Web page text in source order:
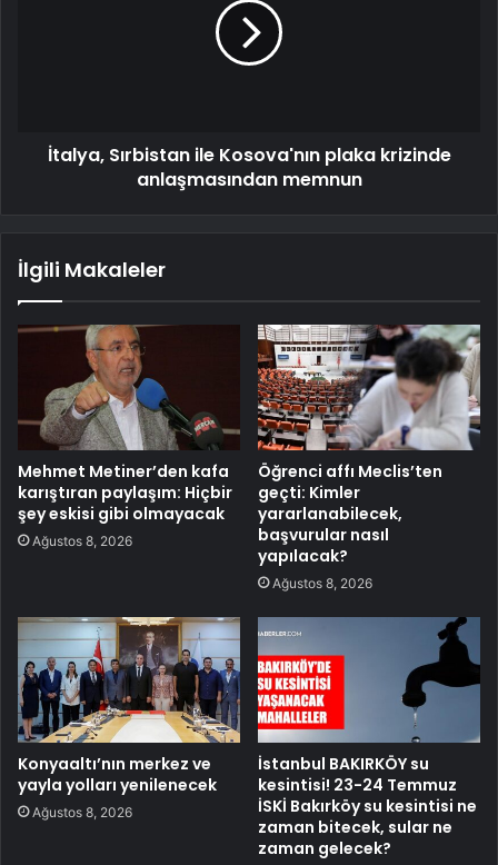
İtalya, Sırbistan ile Kosova'nın plaka krizinde
anlaşmasından memnun
İlgili Makaleler
Mehmet Metiner’den kafa
karıştıran paylaşım: Hiçbir
şey eskisi gibi olmayacak
Ağustos 8, 2026
Öğrenci affı Meclis’ten
geçti: Kimler
yararlanabilecek,
başvurular nasıl
yapılacak?
Ağustos 8, 2026
Konyaaltı’nın merkez ve
yayla yolları yenilenecek
Ağustos 8, 2026
İstanbul BAKIRKÖY su
kesintisi! 23-24 Temmuz
İSKİ Bakırköy su kesintisi ne
zaman bitecek, sular ne
zaman gelecek?